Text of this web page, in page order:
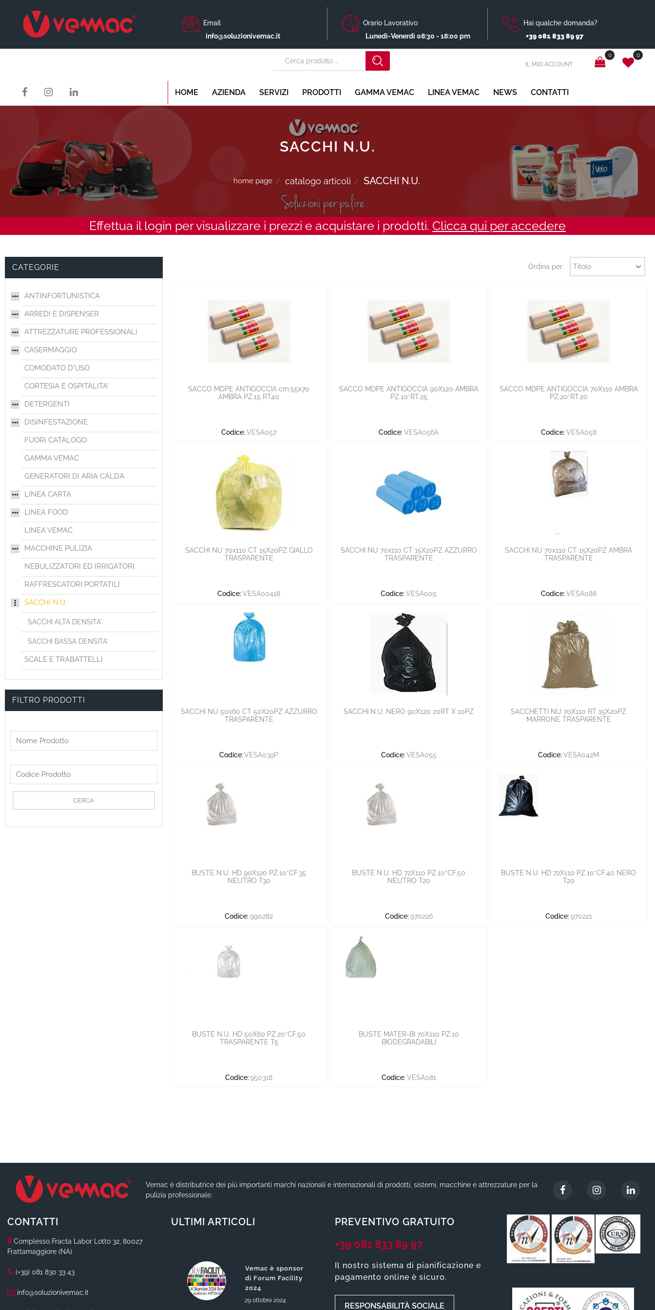
Email
info@soluzionivemac.it
Orario Lavorativo
Lunedì-Venerdì 08:30 - 18:00 pm
Hai qualche domanda?
+39 081 833 89 97
IL MIO ACCOUNT
0 0
HOME AZIENDA SERVIZI PRODOTTI GAMMA VEMAC LINEA VEMAC NEWS CONTATTI
SACCHI N.U.
home page catalogo articoli SACCHI N.U.
Effettua il login per visualizzare i prezzi e acquistare i prodotti. Clicca qui per accedere
CATEGORIE
ANTINFORTUNISTICA
ARREDI E DISPENSER
ATTREZZATURE PROFESSIONALI
CASERMAGGIO
COMODATO D'USO
CORTESIA E OSPITALITA'
DETERGENTI
DISINFESTAZIONE
FUORI CATALOGO
GAMMA VEMAC
GENERATORI DI ARIA CALDA
LINEA CARTA
LINEA FOOD
LINEA VEMAC
MACCHINE PULIZIA
NEBULIZZATORI ED IRRIGATORI
RAFFRESCATORI PORTATILI
SACCHI N.U.
SACCHI ALTA DENSITA'
SACCHI BASSA DENSITA'
SCALE E TRABATTELLI
FILTRO PRODOTTI
Ordina per:
SACCO MDPE ANTIGOCCIA cm.55x70
AMBRA PZ.15 RT40
Codice: VESA057
SACCO MDPE ANTIGOCCIA 90X120 AMBRA
PZ.10*RT.25
Codice: VESA056A
SACCO MDPE ANTIGOCCIA 70X110 AMBRA
PZ.20*RT.20
Codice: VESA058
SACCHI NU 70x110 CT 15X20PZ GIALLO
TRASPARENTE
Codice: VESA00418
SACCHI NU 70x110 CT 15X20PZ AZZURRO
TRASPARENTE
Codice: VESA005
SACCHI NU 70x110 CT 15X20PZ AMBRA
TRASPARENTE
Codice: VESA088
SACCHI NU 50x60 CT 50X20PZ AZZURRO
TRASPARENTE
Codice: VESA039P
SACCHI N.U. NERO 90X120 20RT X 10PZ
Codice: VESA055
SACCHETTI NU 70X110 RT 15X20PZ
MARRONE TRASPARENTE
Codice: VESA042M
BUSTE N.U. HD 90X120 PZ.10*CF.35
NEUTRO T30
Codice: 990282
BUSTE N.U. HD 72X110 PZ.10*CF.50
NEUTRO T20
Codice: 970226
BUSTE N.U. HD 72X110 PZ.10*CF.40 NERO
T20
Codice: 970221
BUSTE N.U. HD 50X60 PZ.20*CF.50
TRASPARENTE T5
Codice: 950318
BUSTE MATER-BI 70X110 PZ.10
BIODEGRADABILI
Codice: VESA081
Vemac è distributrice dei più importanti marchi nazionali e internazionali di prodotti, sistemi, macchine e attrezzature per la
pulizia professionale.
CONTATTI
Complesso Fracta Labor Lotto 32, 80027
Frattamaggiore (NA)
(+39) 081 830 33 43
info@soluzionivemac.it
ULTIMI ARTICOLI
Vemac è sponsor
di Forum Facility
2024
29 ottobre 2024
PREVENTIVO GRATUITO
+39 081 833 89 97
Il nostro sistema di pianificazione e
pagamento online è sicuro.
RESPONSABILITÀ SOCIALE